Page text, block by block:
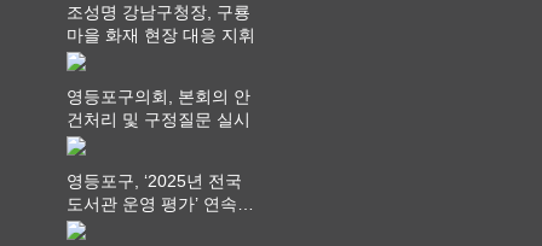
조성명 강남구청장, 구룡
마을 화재 현장 대응 지휘
영등포구의회, 본회의 안
건처리 및 구정질문 실시
영등포구, ‘2025년 전국
도서관 운영 평가’ 연속
최고 영예 장관상에서 ‘대